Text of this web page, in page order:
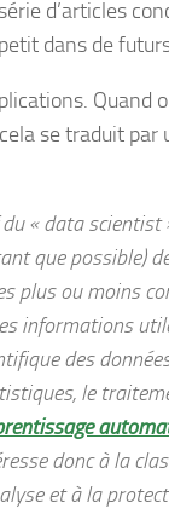
d’articles
dans de
Quand
se traduit
« data scientist
que possible)
plus ou moins
informations
des
le
donc à la
et à la